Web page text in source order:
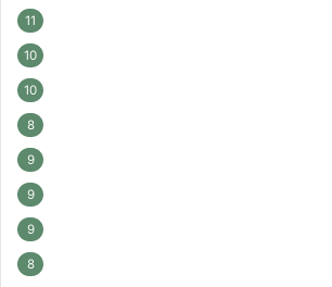
11
10
10
8
9
9
9
8